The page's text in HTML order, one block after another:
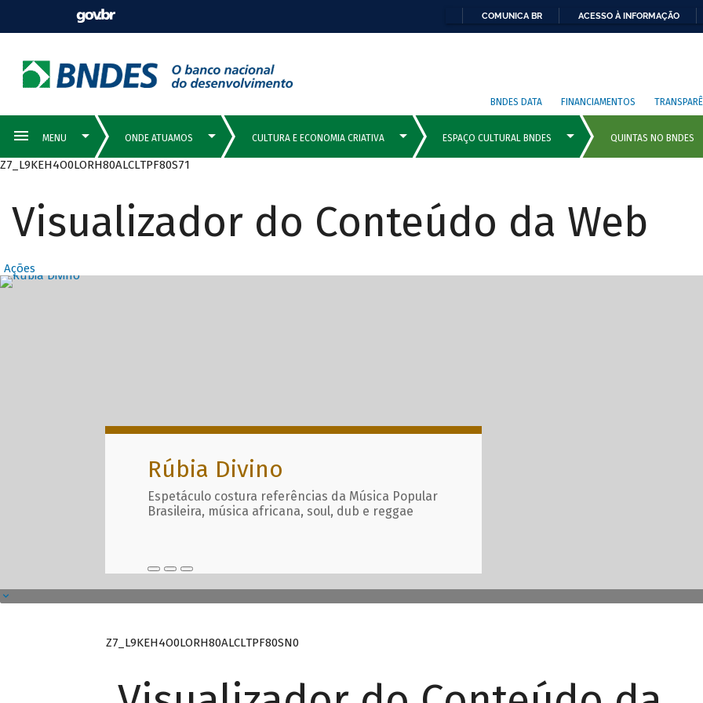
COMUNICA BR ACESSO À INFORMAÇÃO
BNDES DATA FINANCIAMENTOS
Z7_L9KEH4O0LORH80ALCLTPF80S71
Visualizador do Conteúdo da Web
Ações
Destaques Principais com
Rúbia Divino
Espetáculo costura referências da Música Popular
Brasileira, música africana, soul, dub e reggae
Z7_L9KEH4O0LORH80ALCLTPF80SN0